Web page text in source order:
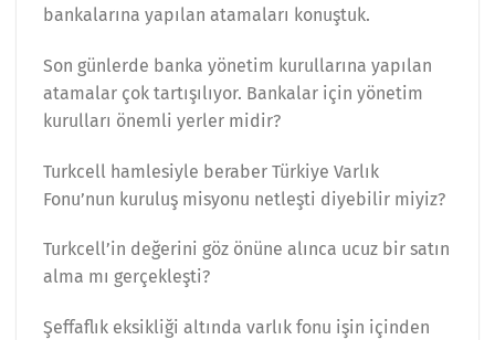
bankalarına yapılan atamaları konuştuk.
Son günlerde banka yönetim kurullarına yapılan
atamalar çok tartışılıyor. Bankalar için yönetim
kurulları önemli yerler midir?
Turkcell hamlesiyle beraber Türkiye Varlık
Fonu’nun kuruluş misyonu netleşti diyebilir miyiz?
Turkcell’in değerini göz önüne alınca ucuz bir satın
alma mı gerçekleşti?
Şeffaflık eksikliği altında varlık fonu işin içinden